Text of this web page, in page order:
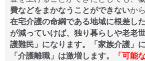
費などをまかなうことができないか
在宅介護の命綱である地域に根差し
が減っていけば、独り暮らしや老老
護難民」になります。「家族介護」
「介護離職」は激増します。
「可能